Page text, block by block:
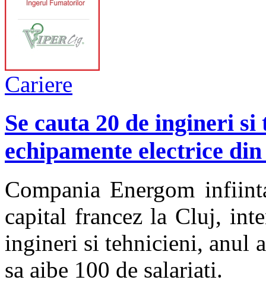
Cariere
Se cauta 20 de ingineri
echipamente electrice
Compania Energom
capital francez la Cluj,
ingineri si tehnicieni, anul
sa aibe 100 de salariati.